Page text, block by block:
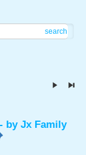
search
- by Jx Family